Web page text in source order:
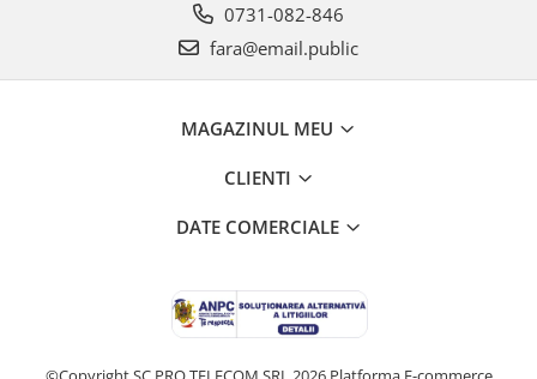
0731-082-846
fara@email.public
MAGAZINUL MEU
CLIENTI
DATE COMERCIALE